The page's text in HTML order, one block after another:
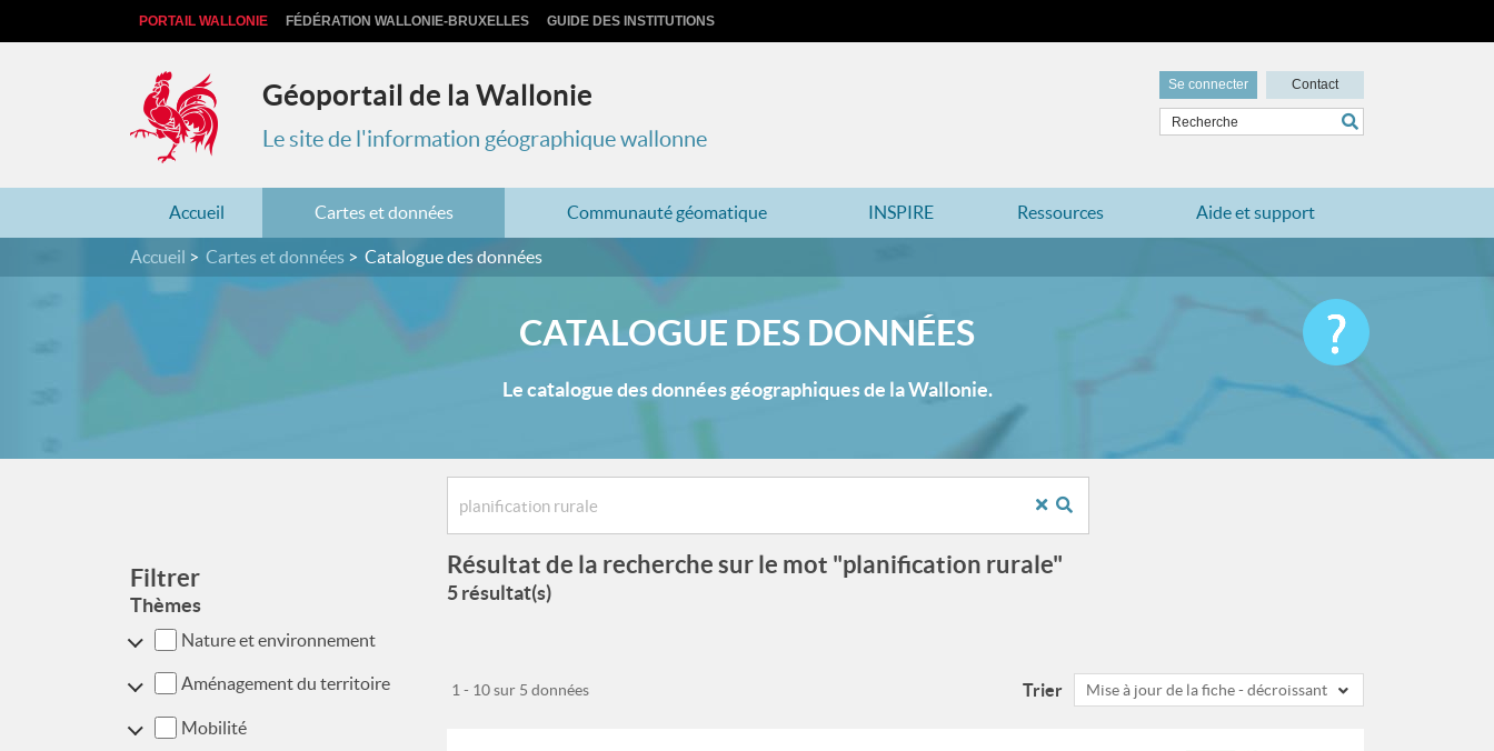
PORTAIL WALLONIE FÉDÉRATION WALLONIE-BRUXELLES GUIDE DES INSTITUTIONS
Géoportail de la Wallonie
Le site de l'information géographique wallonne
Se connecter Contact
Accueil Cartes et données Communauté géomatique INSPIRE Ressources Aide et support
Accueil Cartes et données Catalogue des données
CATALOGUE DES DONNÉES
Le catalogue des données géographiques de la Wallonie.
Filtrer
Thèmes
Nature et environnement
Aménagement du territoire
Mobilité
Résultat de la recherche sur le mot "planification rurale"
5 résultat(s)
Trier Mise à jour de la fiche - décroissant
1 - 10 sur 5 données